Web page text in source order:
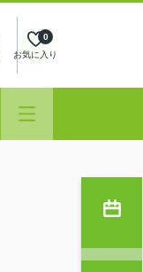
お気に入り
0